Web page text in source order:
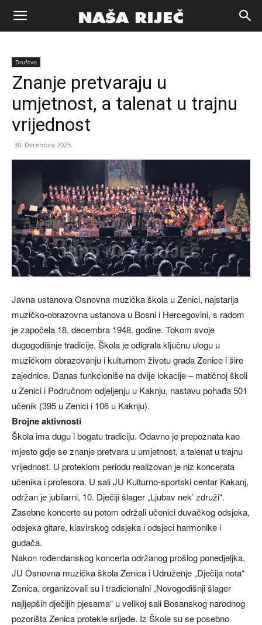
Naša
riječ
Društvo
Znanje pretvaraju u
umjetnost, a talenat u trajnu
vrijednost
30. Decembra 2025.
Javna ustanova Osnovna muzička škola u Zenici, najstarija
muzičko-obrazovna ustanova u Bosni i Hercegovini, s radom
je započela 18. decembra 1948. godine. Tokom svoje
dugogodišnje tradicije, Škola je odigrala ključnu ulogu u
muzičkom obrazovanju i kulturnom životu grada Zenice i šire
zajednice. Danas funkcioniše na dvije lokacije – matičnoj školi
u Zenici i Područnom odjeljenju u Kaknju, nastavu pohađa 501
učenik (395 u Zenici i 106 u Kaknju).
Brojne aktivnosti
Škola ima dugu i bogatu tradiciju. Odavno je prepoznata kao
mjesto gdje se znanje pretvara u umjetnost, a talenat u trajnu
vrijednost. U proteklom periodu realizovan je niz koncerata
učenika i profesora. U sali JU Kulturno-sportski centar Kakanj,
održan je jubilarni, 10. Dječiji šlager „Ljubav nek’ združi“.
Zasebne koncerte su potom održali učenici duvačkog odsjeka,
odsjeka gitare, klavirskog odsjeka i odsjeci harmonike i
gudača.
Nakon rođendanskog koncerta održanog prošlog ponedjeljka,
JU Osnovna muzička škola Zenica i Udruženje „Dječija nota“
Zenica, organizovali su i tradicionalni „Novogodišnji šlager
najljepših dječijih pjesama“ u velikoj sali Bosanskog narodnog
pozorišta Zenica protekle srijede. Iz Škole su se posebno